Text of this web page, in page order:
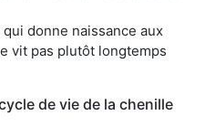
donne naissance aux
vit pas plutôt longtemps
de vie de la chenille